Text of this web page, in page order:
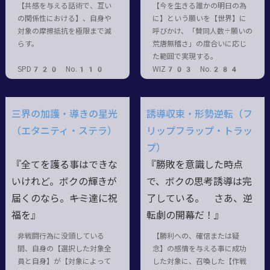
【共感を与える話術で、互い
の関係性における】、自身や
対象の摩擦抵抗を極限まで減
らす。
SPD720 No.110
【今を生きる誰かの明日の為
に】という願いを【世界】に
呼びかけ、「賛同人数÷願いの
荒唐無稽さ」の度合いに応じ
た範囲で実現する。
WIZ703 No.284
三界の加護・導きの星光
（エタニティ・ステラ）
『全てを護る事はできな
いけれど。ボクの輝きが
届くのなら。――キミ達に祝
福を』
非戦闘行為に没頭している
間、自身の【選択した対象全
員と自身】が【対象によって
誘導収束・形勢逆転（フ
リップフラップ・トラッ
プ）
『勝敗を意識した時点
で、ボクの思考誘導は完
了している。 さあ、逆
転劇の開幕だ！』
【勝利への、確信または疑
念】の感情を与える事に成功
した対象に、召喚した【作戦